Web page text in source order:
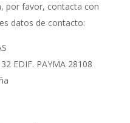
por favor, contacta con
datos de contacto:
EDIF. PAYMA 28108